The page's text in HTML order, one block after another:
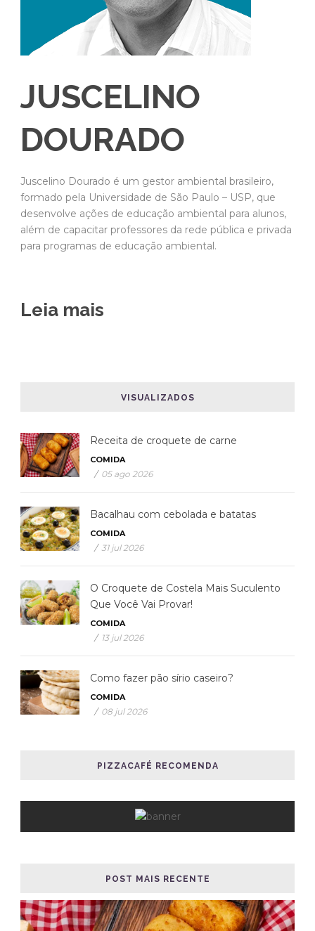
JUSCELINO
DOURADO
Juscelino Dourado é um gestor ambiental brasileiro,
formado pela Universidade de São Paulo – USP, que
desenvolve ações de educação ambiental para alunos,
além de capacitar professores da rede pública e privada
para programas de educação ambiental.
Leia mais
VISUALIZADOS
Receita de croquete de carne
COMIDA
/ 05 ago 2026
Bacalhau com cebolada e batatas
COMIDA
/ 31 jul 2026
O Croquete de Costela Mais Suculento
Que Você Vai Provar!
COMIDA
/ 13 jul 2026
Como fazer pão sírio caseiro?
COMIDA
/ 08 jul 2026
PIZZACAFÉ RECOMENDA
POST MAIS RECENTE